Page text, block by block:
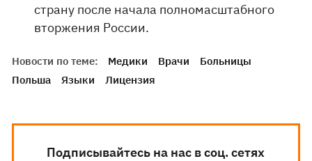
страну после начала полномасштабного
вторжения России.
Новости по теме: Медики Врачи
Больницы
Польша
Языки Лицензия
Подписывайтесь на нас в соц. сетях